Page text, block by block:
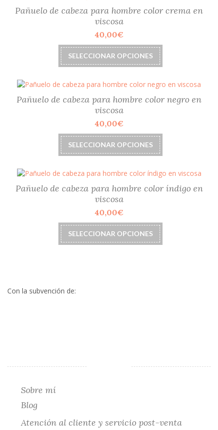
Las
elegir
en
la
de
Pañuelo de cabeza para hombre color crema en
viscosa
40,00€
SELECCIONAR OPCIONES
Este
producto
tiene
variantes.
Las
opciones
elegir
en
la
de
producto
Pañuelo de cabeza para hombre color negro en
viscosa
40,00€
SELECCIONAR OPCIONES
Este
producto
tiene
variantes.
Las
opciones
elegir
en
la
Pañuelo de cabeza para hombre color índigo en
viscosa
40,00€
SELECCIONAR OPCIONES
Este
producto
tiene
Con la subvención de:
Sobre mí
Blog
Atención al cliente y servicio post-venta